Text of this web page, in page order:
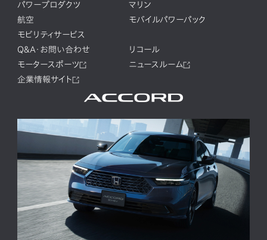
パワープロダクツ
マリン
航空
モバイルパワーパック
モビリティサービス
Q&A・お問い合わせ
リコール
モータースポーツ
ニュースルーム
企業情報サイト